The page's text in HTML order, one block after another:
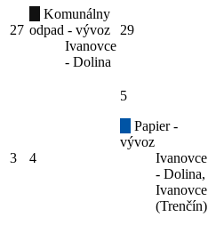
27
Komunálny
odpad - vývoz
Ivanovce
- Dolina
29
3 4
5
Papier -
vývoz
Ivanovce
- Dolina,
Ivanovce
(Trenčín)